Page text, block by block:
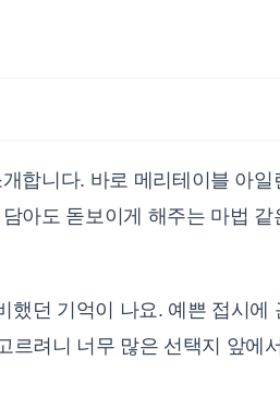
합니다. 바로 메리테이블 아일
아도 돋보이게 해주는 마법 같
던 기억이 나요. 예쁜 접시에
르려니 너무 많은 선택지 앞에